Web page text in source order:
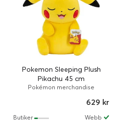
Pokemon Sleeping Plush
Pikachu 45 cm
Pokémon merchandise
629 kr
Webb
Butiker